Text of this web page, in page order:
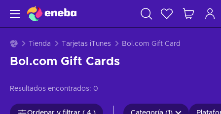
Tienda Tarjetas iTunes Bol.com Gift Card
Bol.com Gift Cards
Resultados encontrados: 0